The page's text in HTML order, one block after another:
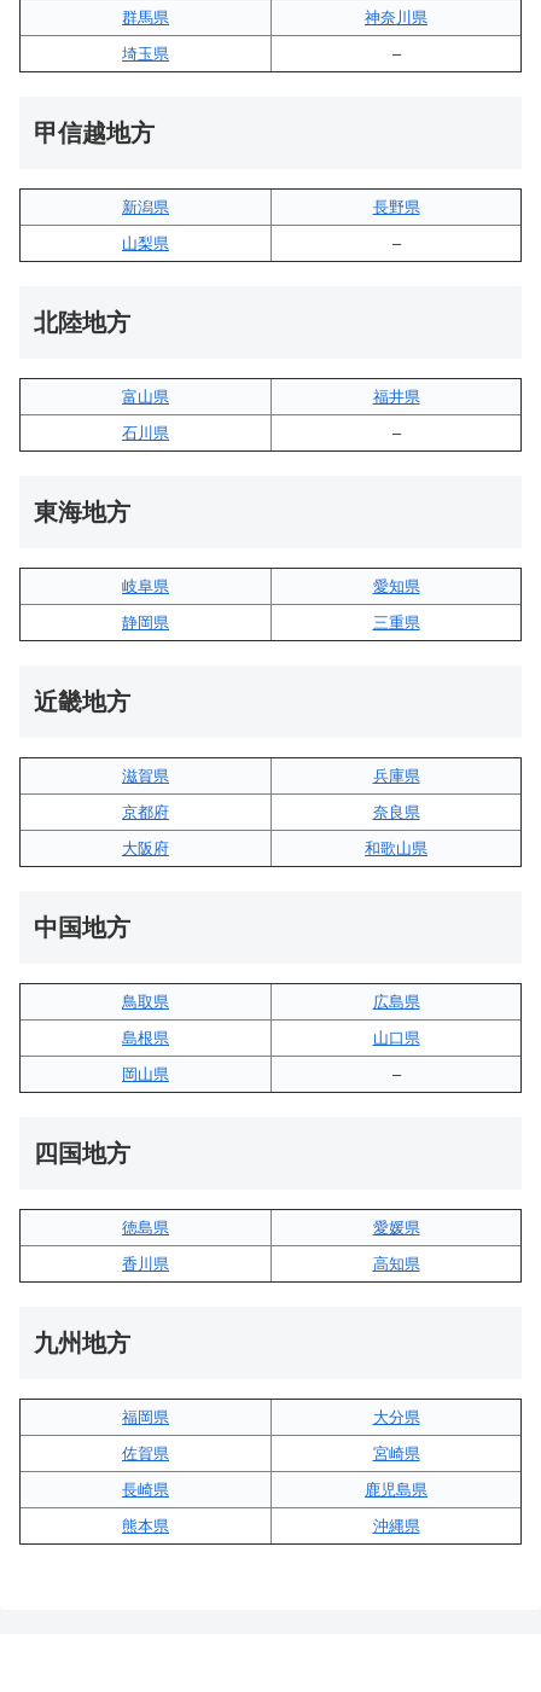
群馬県
神奈川県
埼玉県
–
甲信越地方
新潟県
長野県
山梨県
–
北陸地方
富山県
福井県
石川県
–
東海地方
岐阜県
愛知県
静岡県
三重県
近畿地方
滋賀県
兵庫県
京都府
奈良県
大阪府
和歌山県
中国地方
鳥取県
広島県
島根県
山口県
岡山県
–
四国地方
徳島県
愛媛県
香川県
高知県
九州地方
福岡県
大分県
佐賀県
宮崎県
長崎県
鹿児島県
熊本県
沖縄県